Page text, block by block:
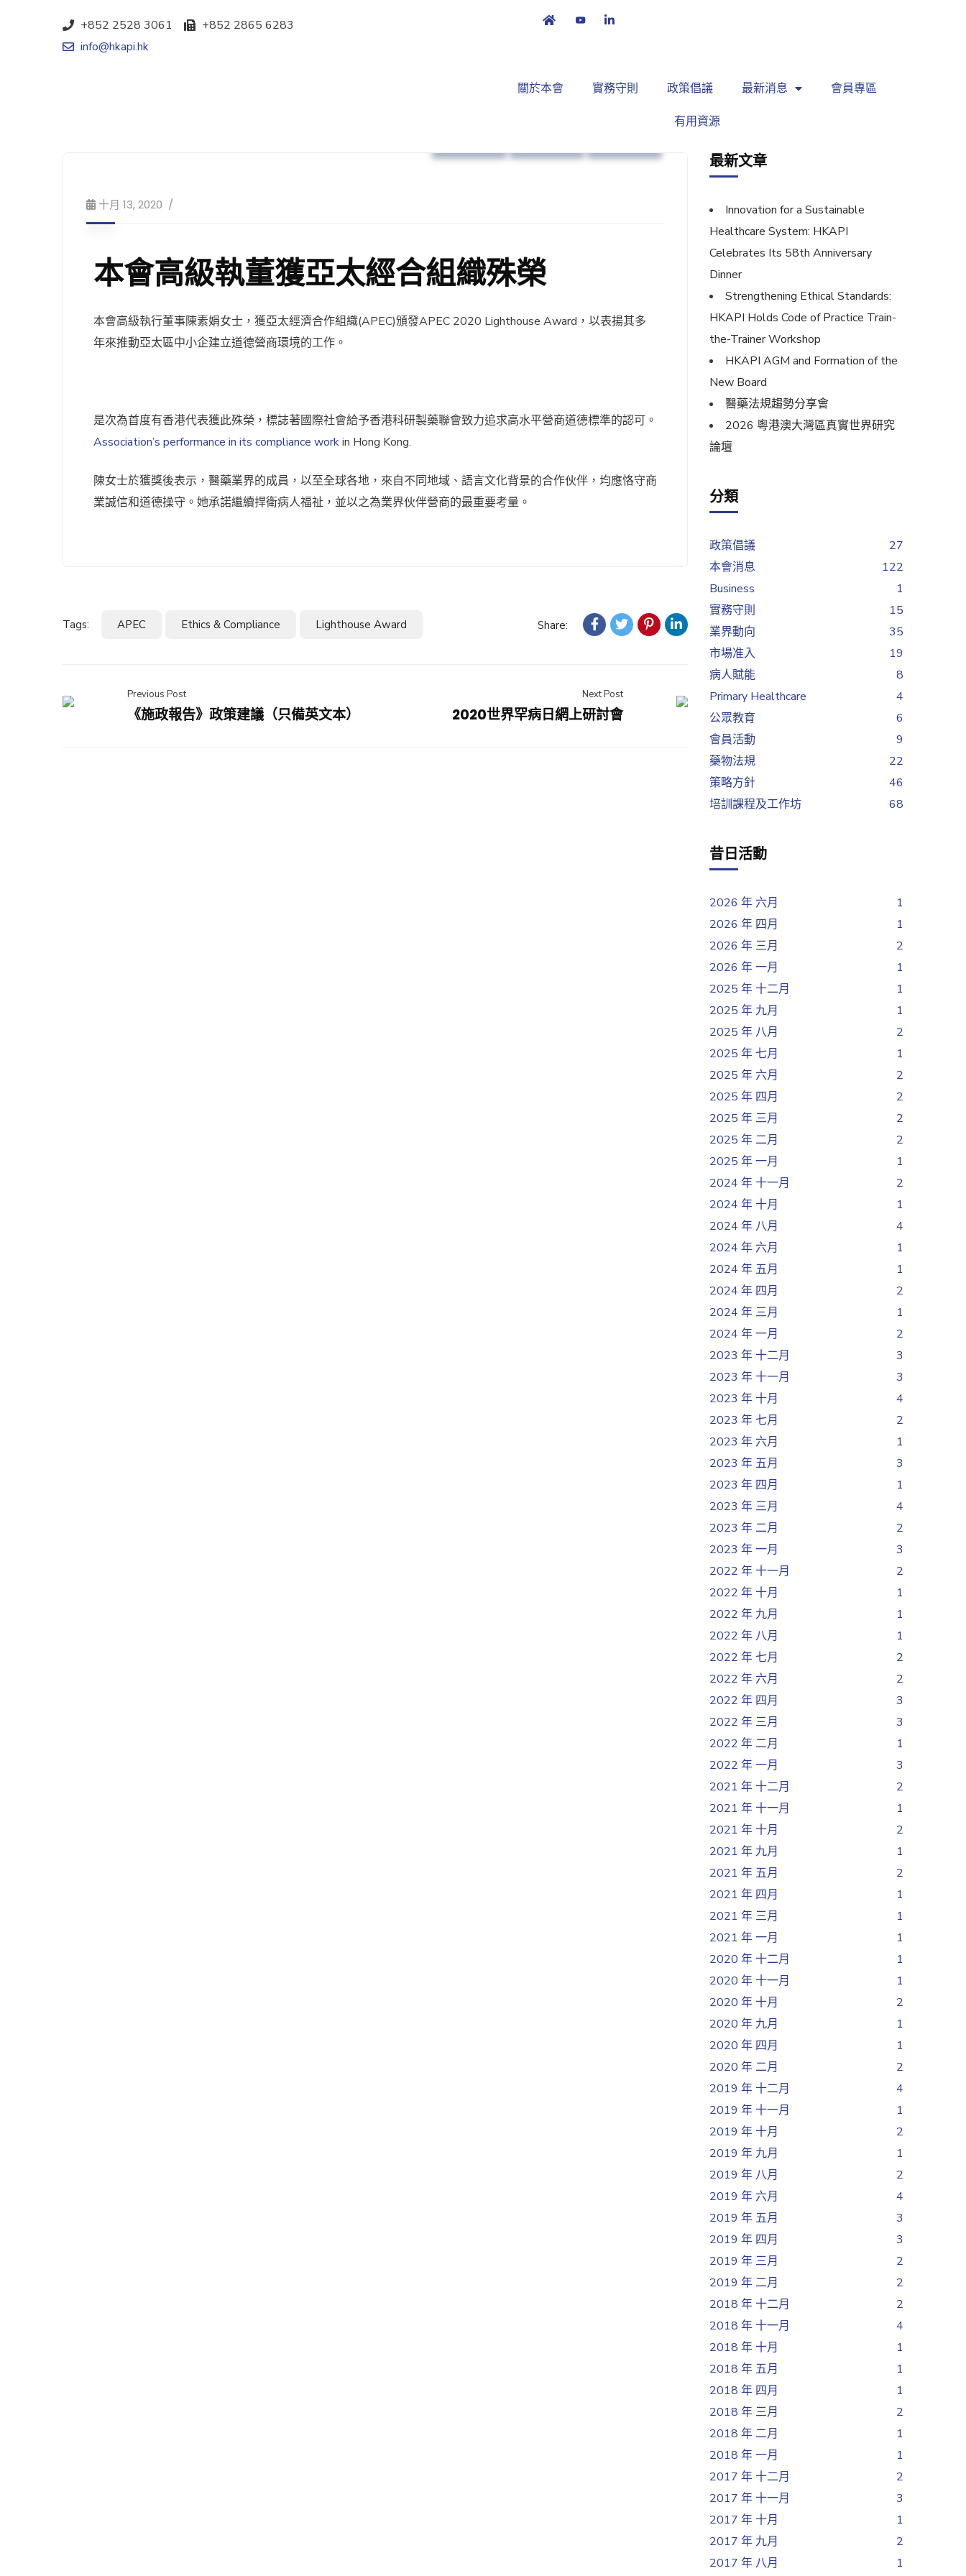
+852 2528 3061
+852 2865 6283
info@hkapi.hk
關於本會 實務守則 政策倡議 最新消息 會員專區
有用資源
十月 13, 2020
本會高級執董獲亞太經合組織殊榮
本會高級執行董事陳素娟女士，獲亞太經濟合作組織(APEC)頒發APEC 2020 Lighthouse Award，以表揚其多
年來推動亞太區中小企建立道德營商環境的工作。
是次為首度有香港代表獲此殊榮，標誌著國際社會給予香港科研製藥聯會致力追求高水平營商道德標準的認可。
Association’s performance in its compliance workin Hong Kong.
陳女士於獲獎後表示，醫藥業界的成員，以至全球各地，來自不同地域、語言文化背景的合作伙伴，均應恪守商
業誠信和道德操守。她承諾繼續捍衛病人福祉，並以之為業界伙伴營商的最重要考量。
Tags: APEC Ethics & Compliance Lighthouse Award Share:
Previous Post
《施政報告》政策建議（只備英文本）
Next Post
2020世界罕病日網上研討會
最新文章
Innovation for a Sustainable
Healthcare System: HKAPI
Celebrates Its 58th Anniversary
Dinner
Strengthening Ethical Standards:
HKAPI Holds Code of Practice Train-
the-Trainer Workshop
HKAPI AGM and Formation of the
New Board
醫藥法規趨勢分享會
2026 粵港澳大灣區真實世界研究
論壇
分類
政策倡議
27
本會消息
122
Business
1
實務守則
15
業界動向
35
市場准入
19
病人賦能
8
Primary Healthcare
4
公眾教育
6
會員活動
9
藥物法規
22
策略方針
46
培訓課程及工作坊
68
昔日活動
2026 年 六月
1
2026 年 四月
1
2026 年 三月
2
2026 年 一月
1
2025 年 十二月
1
2025 年 九月
1
2025 年 八月
2
2025 年 七月
1
2025 年 六月
2
2025 年 四月
2
2025 年 三月
2
2025 年 二月
2
2025 年 一月
1
2024 年 十一月
2
2024 年 十月
1
2024 年 八月
4
2024 年 六月
1
2024 年 五月
1
2024 年 四月
2
2024 年 三月
1
2024 年 一月
2
2023 年 十二月
3
2023 年 十一月
3
2023 年 十月
4
2023 年 七月
2
2023 年 六月
1
2023 年 五月
3
2023 年 四月
1
2023 年 三月
4
2023 年 二月
2
2023 年 一月
3
2022 年 十一月
2
2022 年 十月
1
2022 年 九月
1
2022 年 八月
1
2022 年 七月
2
2022 年 六月
2
2022 年 四月
3
2022 年 三月
3
2022 年 二月
1
2022 年 一月
3
2021 年 十二月
2
2021 年 十一月
1
2021 年 十月
2
2021 年 九月
1
2021 年 五月
2
2021 年 四月
1
2021 年 三月
1
2021 年 一月
1
2020 年 十二月
1
2020 年 十一月
1
2020 年 十月
2
2020 年 九月
1
2020 年 四月
1
2020 年 二月
2
2019 年 十二月
4
2019 年 十一月
1
2019 年 十月
2
2019 年 九月
1
2019 年 八月
2
2019 年 六月
4
2019 年 五月
3
2019 年 四月
3
2019 年 三月
2
2019 年 二月
2
2018 年 十二月
2
2018 年 十一月
4
2018 年 十月
1
2018 年 五月
1
2018 年 四月
1
2018 年 三月
2
2018 年 二月
1
2018 年 一月
1
2017 年 十二月
2
2017 年 十一月
3
2017 年 十月
1
2017 年 九月
2
2017 年 八月
1